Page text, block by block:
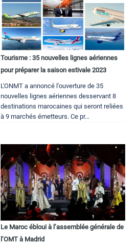
Tourisme : 35 nouvelles lignes aériennes
pour préparer la saison estivale 2023
L'ONMT a annoncé l'ouverture de 35
nouvelles lignes aériennes desservant 8
destinations marocaines qui seront reliées
à 9 marchés émetteurs. Ce pr...
Le Maroc ébloui à l’assemblée générale de
l’OMT à Madrid